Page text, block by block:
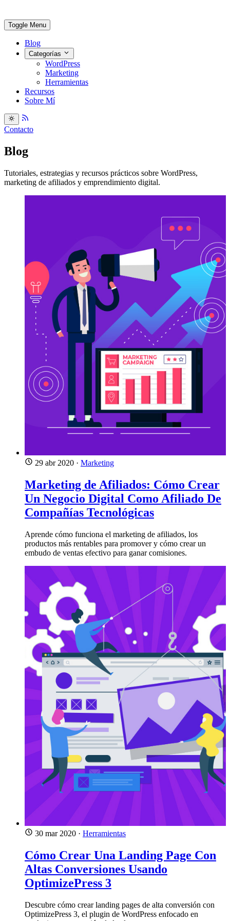
Toggle Menu
Blog
Categorías
WordPress
Marketing
Herramientas
Recursos
Sobre Mí
Contacto
Blog
Tutoriales, estrategias y recursos prácticos sobre WordPress,
marketing de afiliados y emprendimiento digital.
29 abr 2020 · Marketing
Marketing de Afiliados: Cómo Crear
Un Negocio Digital Como Afiliado De
Compañías Tecnológicas
Aprende cómo funciona el marketing de afiliados, los
productos más rentables para promover y cómo crear un
embudo de ventas efectivo para ganar comisiones.
30 mar 2020 · Herramientas
Cómo Crear Una Landing Page Con
Altas Conversiones Usando
OptimizePress 3
Descubre cómo crear landing pages de alta conversión con
OptimizePress 3, el plugin de WordPress enfocado en